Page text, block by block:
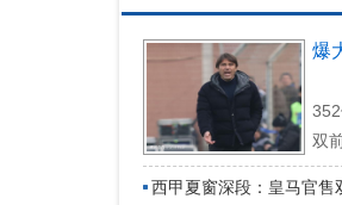
爆
双
西甲夏窗深段：皇马官售